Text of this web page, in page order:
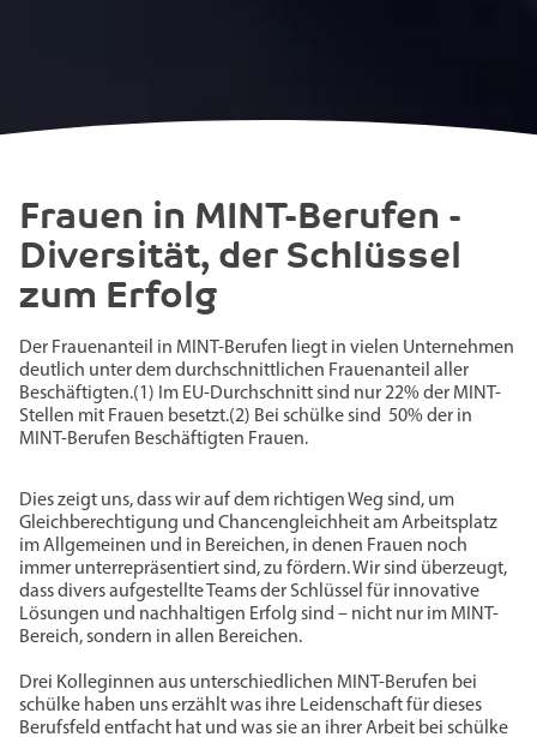
Frauen in MINT-Berufen -
Diversität, der Schlüssel
zum Erfolg
Der Frauenanteil in MINT-Berufen liegt in vielen Unternehmen
deutlich unter dem durchschnittlichen Frauenanteil aller
Beschäftigten.(1) Im EU-Durchschnitt sind nur 22% der MINT-
Stellen mit Frauen besetzt.(2) Bei schülke sind ­ 50% der in
MINT-Berufen Beschäftigten Frauen.
Dies zeigt uns, dass wir auf dem richtigen Weg sind, um
Gleichberechtigung und Chancengleichheit am Arbeitsplatz
im Allgemeinen und in Bereichen, in denen Frauen noch
immer unterrepräsentiert sind, zu fördern. Wir sind überzeugt,
dass divers aufgestellte Teams der Schlüssel für innovative
Lösungen und nachhaltigen Erfolg sind – nicht nur im MINT-
Bereich, sondern in allen Bereichen.
Drei Kolleginnen aus unterschiedlichen MINT-Berufen bei
schülke haben uns erzählt was ihre Leidenschaft für dieses
Berufsfeld entfacht hat und was sie an ihrer Arbeit bei schülke